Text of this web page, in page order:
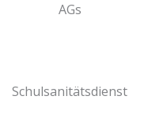
AGs
Schulsanitätsdienst